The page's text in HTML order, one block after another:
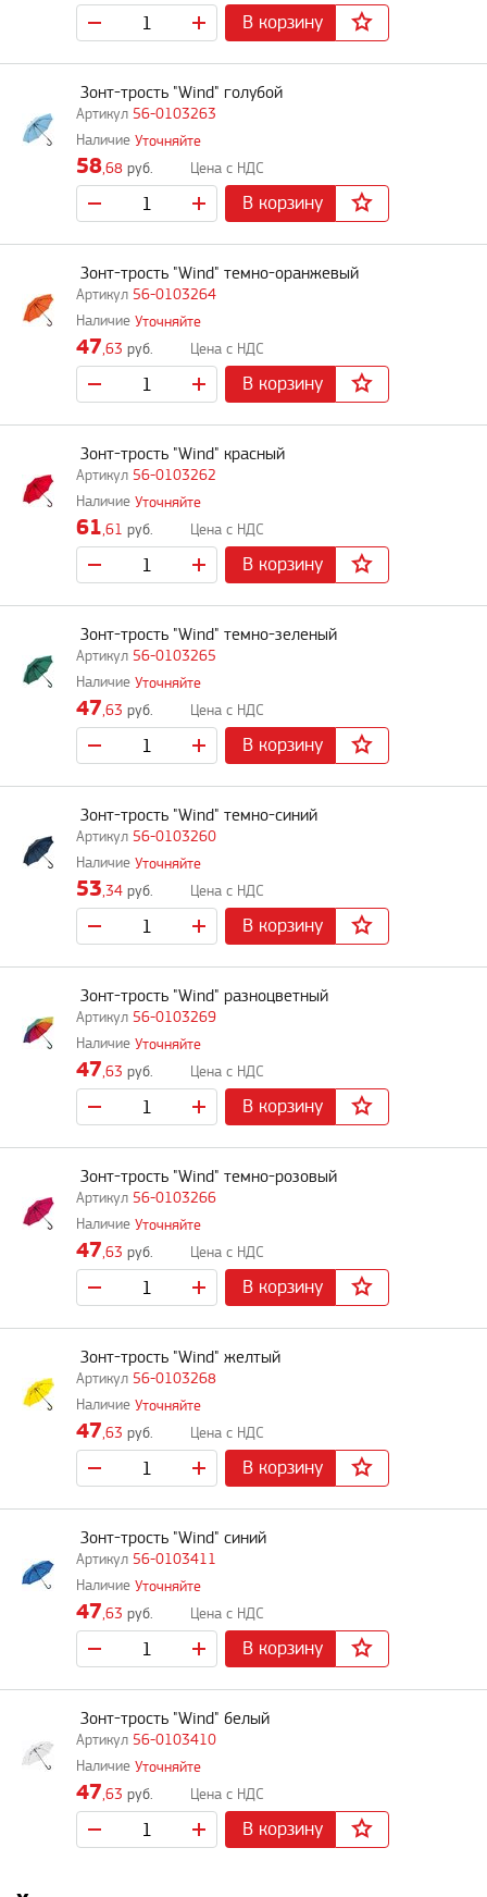
В корзину
56-0103263
Зонт-трость "Wind" голубой
Уточняйте
58,68 руб.
В корзину
56-0103264
Зонт-трость "Wind" темно-оранжевый
Уточняйте
47,63 руб.
В корзину
56-0103262
Зонт-трость "Wind" красный
Уточняйте
61,61 руб.
В корзину
56-0103265
Зонт-трость "Wind" темно-зеленый
Уточняйте
47,63 руб.
В корзину
56-0103260
Зонт-трость "Wind" темно-синий
Уточняйте
53,34 руб.
В корзину
56-0103269
Зонт-трость "Wind" разноцветный
Уточняйте
47,63 руб.
В корзину
56-0103266
Зонт-трость "Wind" темно-розовый
Уточняйте
47,63 руб.
В корзину
56-0103268
Зонт-трость "Wind" желтый
Уточняйте
47,63 руб.
В корзину
56-0103411
Зонт-трость "Wind" синий
Уточняйте
47,63 руб.
В корзину
56-0103410
Зонт-трость "Wind" белый
Уточняйте
47,63 руб.
В корзину